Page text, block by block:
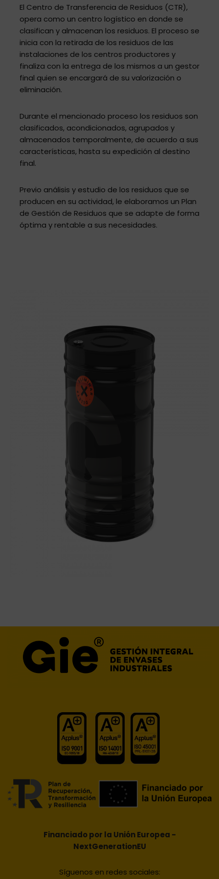
El Centro de Transferencia de Residuos (CTR),
opera como un centro logístico en donde se
clasifican y almacenan los residuos. El proceso se
inicia con la retirada de los residuos de las
instalaciones de los centros productores y
finaliza con la entrega de los mismos a un gestor
final quien se encargará de su valorización o
eliminación.
Durante el mencionado proceso los residuos son
clasificados, acondicionados, agrupados y
almacenados temporalmente, de acuerdo a sus
características, hasta su expedición al destino
final.
Previo análisis y estudio de los residuos que se
producen en su actividad, le elaboramos un Plan
de Gestión de Residuos que se adapte de forma
óptima y rentable a sus necesidades.
Financiado por la Unión Europea -
NextGenerationEU
Síguenos en redes sociales: